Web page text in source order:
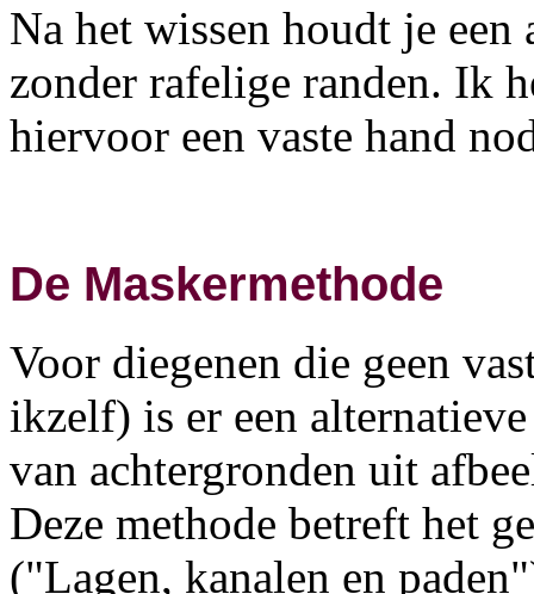
Na het wissen houdt je
zonder rafelige randen. Ik
hiervoor een vaste hand
De Maskermethode
Voor diegenen die geen
ikzelf) is er een
van achtergronden uit
Deze methode betreft het
("Lagen, kanalen en